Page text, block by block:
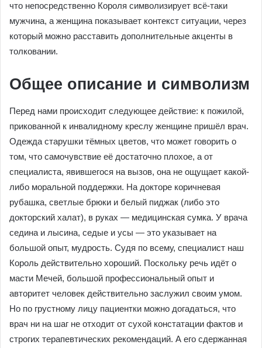
что непосредственно Короля символизирует всё-таки
мужчина, а женщина показывает контекст ситуации, через
который можно расставить дополнительные акценты в
толковании.
Общее описание и символизм
Перед нами происходит следующее действие: к пожилой,
прикованной к инвалидному креслу женщине пришёл врач.
Одежда старушки тёмных цветов, что может говорить о
том, что самочувствие её достаточно плохое, а от
специалиста, явившегося на вызов, она не ощущает какой-
либо моральной поддержки. На докторе коричневая
рубашка, светлые брюки и белый пиджак (либо это
докторский халат), в руках ― медицинская сумка. У врача
седина и лысина, седые и усы ― это указывает на
большой опыт, мудрость. Судя по всему, специалист наш
Король действительно хороший. Поскольку речь идёт о
масти Мечей, большой профессиональный опыт и
авторитет человек действительно заслужил своим умом.
Но по грустному лицу пациентки можно догадаться, что
врач ни на шаг не отходит от сухой констатации фактов и
строгих терапевтических рекомендаций. А его сдержанная